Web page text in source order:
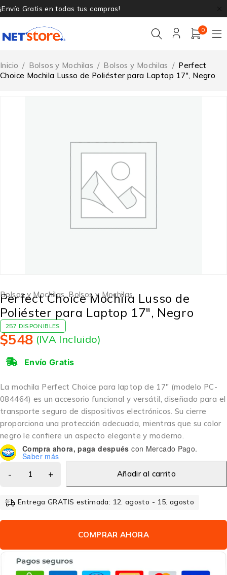
¡Envío Gratis en todas tus compras!
0
Inicio / Bolsos y Mochilas / Bolsos y Mochilas / Perfect
Choice Mochila Lusso de Poliéster para Laptop 17″, Negro
Bolsos y Mochilas,Bolsos y Mochilas
Perfect Choice Mochila Lusso de
Poliéster para Laptop 17″, Negro
257 DISPONIBLES
$548 (IVA Incluido)
Envío Gratis
La mochila Perfect Choice para laptop de 17″ (modelo PC-
084464) es un accesorio funcional y versátil, diseñado para el
transporte seguro de dispositivos electrónicos. Su cierre
proporciona una protección adecuada, mientras que su color
negro le confiere un aspecto elegante y moderno.
Compra ahora, paga después con Mercado Pago.
Saber más
Añadir al carrito
Entrega GRATIS estimada: 12. agosto - 15. agosto
COMPRAR AHORA